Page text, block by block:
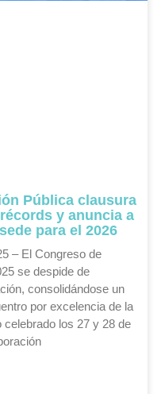
Pública clausura
y anuncia a
para el 2026
– El Congreso de
se despide de
consolidándose un
por excelencia de la
celebrado los 27 y 28 de